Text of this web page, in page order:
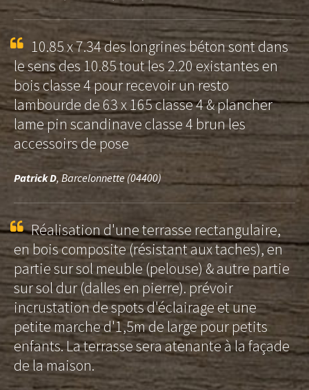
10.85 x 7.34 des longrines béton sont dans
le sens des 10.85 tout les 2.20 existantes en
bois classe 4 pour recevoir un resto
lambourde de 63 x 165 classe 4 & plancher
lame pin scandinave classe 4 brun les
accessoirs de pose
Patrick D, Barcelonnette (04400)
Réalisation d'une terrasse rectangulaire,
en bois composite (résistant aux taches), en
partie sur sol meuble (pelouse) & autre partie
sur sol dur (dalles en pierre). prévoir
incrustation de spots d'éclairage et une
petite marche d'1,5m de large pour petits
enfants. La terrasse sera atenante à la façade
de la maison.